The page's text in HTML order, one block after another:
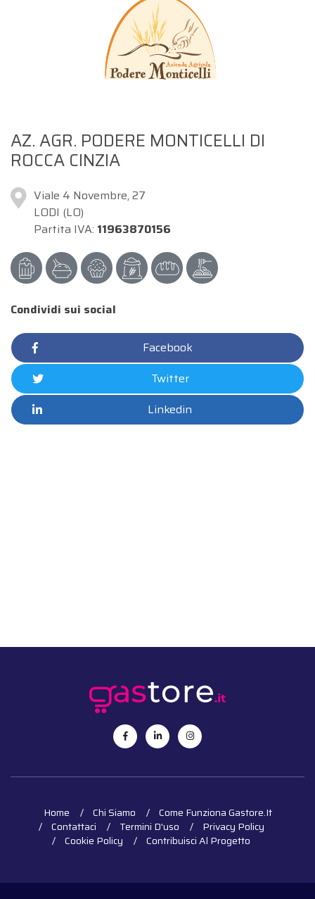
AZ. AGR. PODERE MONTICELLI DI
ROCCA CINZIA
Viale 4 Novembre, 27
LODI (LO)
Partita IVA: 11963870156
Condividi sui social
Facebook
Twitter
Linkedin
Home Chi Siamo
Come Funziona Gastore.it
Contattaci
Termini D'uso
Privacy Policy
Cookie Policy
Contribuisci Al Progetto